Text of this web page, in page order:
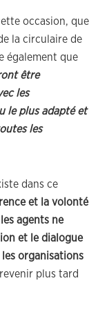
occasion, que
la circulaire de
également que
être
les
le plus adapté et
les
dans ce
et la volonté
agents ne
et le dialogue
organisations
plus tard